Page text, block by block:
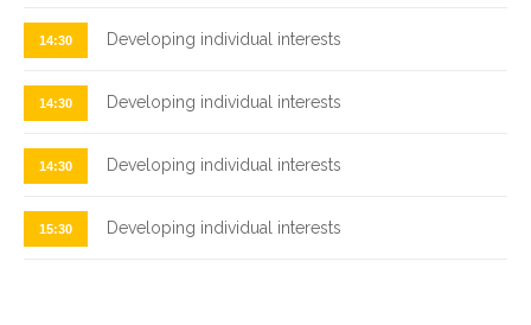
14:30 Developing individual interests
14:30 Developing individual interests
14:30 Developing individual interests
15:30 Developing individual interests